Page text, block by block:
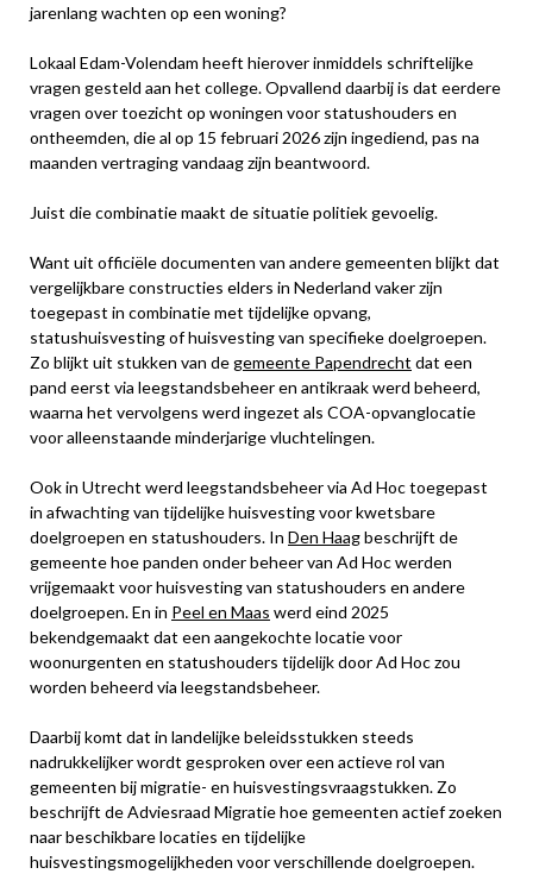
jarenlang wachten op een woning?
Lokaal Edam-Volendam heeft hierover inmiddels schriftelijke
vragen gesteld aan het college. Opvallend daarbij is dat eerdere
vragen over toezicht op woningen voor statushouders en
ontheemden, die al op 15 februari 2026 zijn ingediend, pas na
maanden vertraging vandaag zijn beantwoord.
Juist die combinatie maakt de situatie politiek gevoelig.
Want uit officiële documenten van andere gemeenten blijkt dat
vergelijkbare constructies elders in Nederland vaker zijn
toegepast in combinatie met tijdelijke opvang,
statushuisvesting of huisvesting van specifieke doelgroepen.
Zo blijkt uit stukken van degemeente Papendrecht dat een
pand eerst via leegstandsbeheer en antikraak werd beheerd,
waarna het vervolgens werd ingezet als COA-opvanglocatie
voor alleenstaande minderjarige vluchtelingen.
Ook in Utrecht werd leegstandsbeheer via Ad Hoc toegepast
in afwachting van tijdelijke huisvesting voor kwetsbare
doelgroepen en statushouders. In Den Haagbeschrijft de
gemeente hoe panden onder beheer van Ad Hoc werden
vrijgemaakt voor huisvesting van statushouders en andere
doelgroepen. En in Peel en Maas werd eind 2025
bekendgemaakt dat een aangekochte locatie voor
woonurgenten en statushouders tijdelijk door Ad Hoc zou
worden beheerd via leegstandsbeheer.
Daarbij komt dat in landelijke beleidsstukken steeds
nadrukkelijker wordt gesproken over een actieve rol van
gemeenten bij migratie- en huisvestingsvraagstukken. Zo
beschrijft de Adviesraad Migratie hoe gemeenten actief zoeken
naar beschikbare locaties en tijdelijke
huisvestingsmogelijkheden voor verschillende doelgroepen.